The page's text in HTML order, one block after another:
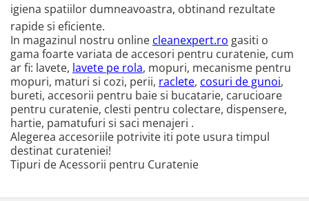
igiena spatiilor dumneavoastra, obtinand rezultate
rapide si eficiente.
In magazinul nostru online cleanexpert.ro gasiti o
gama foarte variata de accesori pentru curatenie, cum
ar fi: lavete, lavete pe rola, mopuri, mecanisme pentru
mopuri, maturi si cozi, perii, raclete, cosuri de gunoi,
bureti, accesorii pentru baie si bucatarie, carucioare
pentru curatenie, clesti pentru colectare, dispensere,
hartie, pamatufuri si saci menajeri .
Alegerea accesoriile potrivite iti pote usura timpul
destinat curateniei!
Tipuri de Acessorii pentru Curatenie